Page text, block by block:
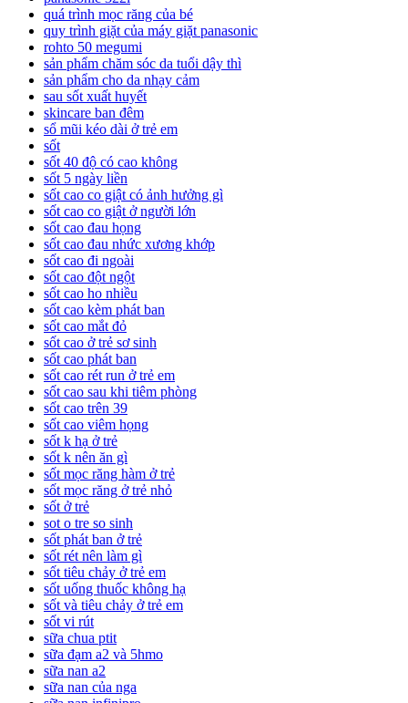
quá trình mọc răng của bé
quy trình giặt của máy giặt panasonic
rohto 50 megumi
sản phẩm chăm sóc da tuổi dậy thì
sản phẩm cho da nhạy cảm
sau sốt xuất huyết
skincare ban đêm
sổ mũi kéo dài ở trẻ em
sốt
sốt 40 độ có cao không
sốt 5 ngày liền
sốt cao co giật có ảnh hưởng gì
sốt cao co giật ở người lớn
sốt cao đau họng
sốt cao đau nhức xương khớp
sốt cao đi ngoài
sốt cao đột ngột
sốt cao ho nhiều
sốt cao kèm phát ban
sốt cao mắt đỏ
sốt cao ở trẻ sơ sinh
sốt cao phát ban
sốt cao rét run ở trẻ em
sốt cao sau khi tiêm phòng
sốt cao trên 39
sốt cao viêm họng
sốt k hạ ở trẻ
sốt k nên ăn gì
sốt mọc răng hàm ở trẻ
sốt mọc răng ở trẻ nhỏ
sốt ở trẻ
sot o tre so sinh
sốt phát ban ở trẻ
sốt rét nên làm gì
sốt tiêu chảy ở trẻ em
sốt uống thuốc không hạ
sốt và tiêu chảy ở trẻ em
sốt vi rút
sữa chua ptit
sữa đạm a2 và 5hmo
sữa nan a2
sữa nan của nga